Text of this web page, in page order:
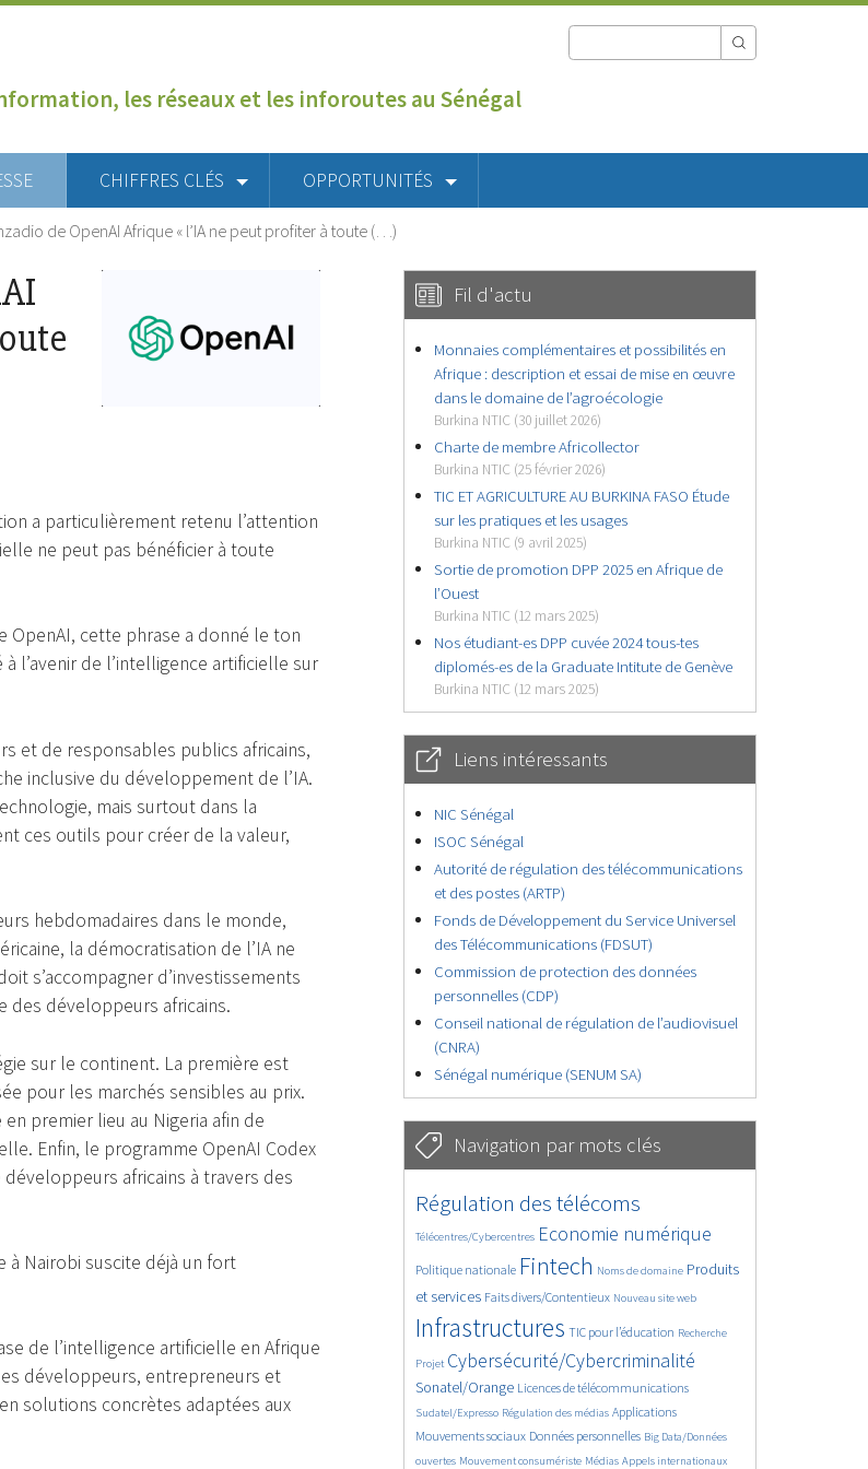
les réseaux et les inforoutes au Sénégal
CHIFFRES CLÉS OPPORTUNITÉS
de OpenAI Afrique « l’IA ne peut profiter à toute (…)
a particulièrement retenu l’attention
ne peut pas bénéficier à toute
OpenAI, cette phrase a donné le ton
l’avenir de l’intelligence artificielle sur
et de responsables publics africains,
inclusive du développement de l’IA.
mais surtout dans la
ces outils pour créer de la valeur,
hebdomadaires dans le monde,
la démocratisation de l’IA ne
s’accompagner d’investissements
des développeurs africains.
sur le continent. La première est
pour les marchés sensibles au prix.
premier lieu au Nigeria afin de
Enfin, le programme OpenAI Codex
africains à travers des
à Nairobi suscite déjà un fort
de l’intelligence artificielle en Afrique
développeurs, entrepreneurs et
solutions concrètes adaptées aux
Fil d'actu
Monnaies complémentaires et possibilités en
Afrique : description et essai de mise en œuvre
dans le domaine de l’agroécologie
Burkina NTIC (30 juillet 2026)
Charte de membre Africollector
Burkina NTIC (25 février 2026)
TIC ET AGRICULTURE AU BURKINA FASO Étude
sur les pratiques et les usages
Burkina NTIC (9 avril 2025)
Sortie de promotion DPP 2025 en Afrique de
l’Ouest
Burkina NTIC (12 mars 2025)
Nos étudiant-es DPP cuvée 2024 tous-tes
diplomés-es de la Graduate Intitute de Genève
Burkina NTIC (12 mars 2025)
Liens intéressants
NIC Sénégal
ISOC Sénégal
Autorité de régulation des télécommunications
et des postes (ARTP)
Fonds de Développement du Service Universel
des Télécommunications (FDSUT)
Commission de protection des données
personnelles (CDP)
Conseil national de régulation de l’audiovisuel
(CNRA)
Sénégal numérique (SENUM SA)
Navigation par mots clés
4659/5800
Régulation des télécoms
369/5800
Télécentres/Cybercentres
3798/5800 Economie numérique
1882/5800
Politique nationale
5226/5800 Fintech
688/5800
Noms de domaine
2486/5800
Produits
et services
1616/5800 Faits divers/Contentieux
852/5800 Nouveau site web
5800/5800
Infrastructures
1834/5800
TIC pour l’éducation
211/5800
Recherche
252/5800
Projet
3700/5800Cybersécurité/Cybercriminalité
2334/5800
Sonatel/Orange
1630/5800 Licences de télécommunications
295/5800
Sudatel/Expresso
1020/5800 Régulation des médias
1539/5800 Applications
1262/5800
Mouvements sociaux
1669/5800 Données personnelles
147/5800
Big Data/Données
ouvertes
629/5800Mouvement consumériste
369/5800 Médias
759/5800
Appels internationaux